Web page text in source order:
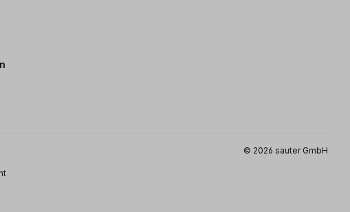
© 2026 sauter GmbH